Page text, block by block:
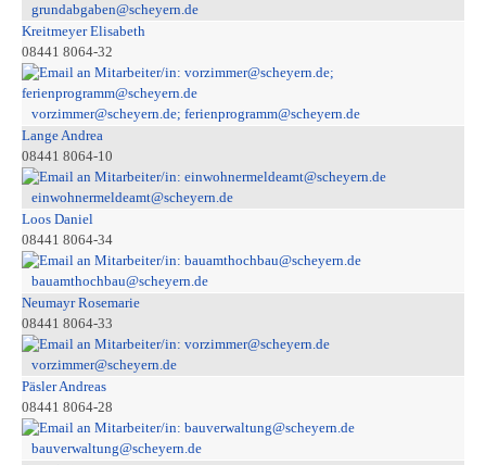
grundabgaben@scheyern.de
Kreitmeyer Elisabeth
08441 8064-32
vorzimmer@scheyern.de; ferienprogramm@scheyern.de
Lange Andrea
08441 8064-10
einwohnermeldeamt@scheyern.de
Loos Daniel
08441 8064-34
bauamthochbau@scheyern.de
Neumayr Rosemarie
08441 8064-33
vorzimmer@scheyern.de
Päsler Andreas
08441 8064-28
bauverwaltung@scheyern.de